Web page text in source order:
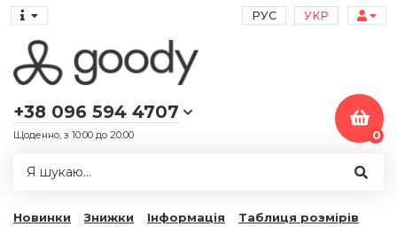
РУС УКР
+38 096 594 4707
Щоденно, з 10:00 до 20:00 0
Новинки Знижки Інформація
Таблиця розмірів